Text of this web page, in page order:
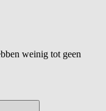
weinig tot geen